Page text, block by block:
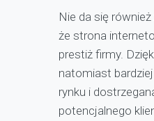
Nie da się
że strona
prestiż firmy.
natomiast
rynku i
potencjalnego